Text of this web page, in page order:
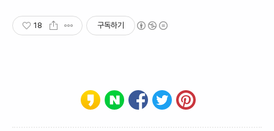
18 구독하기